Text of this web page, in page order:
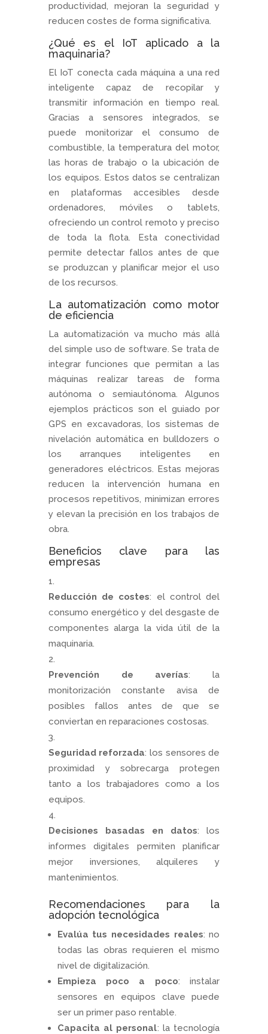
productividad, mejoran la seguridad y
reducen costes de forma significativa.
¿Qué es el IoT aplicado a la
maquinaria?
El IoT conecta cada máquina a una red
inteligente capaz de recopilar y
transmitir información en tiempo real.
Gracias a sensores integrados, se
puede monitorizar el consumo de
combustible, la temperatura del motor,
las horas de trabajo o la ubicación de
los equipos. Estos datos se centralizan
en plataformas accesibles desde
ordenadores, móviles o tablets,
ofreciendo un control remoto y preciso
de toda la flota. Esta conectividad
permite detectar fallos antes de que
se produzcan y planificar mejor el uso
de los recursos.
La automatización como motor
de eficiencia
La automatización va mucho más allá
del simple uso de software. Se trata de
integrar funciones que permitan a las
máquinas realizar tareas de forma
autónoma o semiautónoma. Algunos
ejemplos prácticos son el guiado por
GPS en excavadoras, los sistemas de
nivelación automática en bulldozers o
los arranques inteligentes en
generadores eléctricos. Estas mejoras
reducen la intervención humana en
procesos repetitivos, minimizan errores
y elevan la precisión en los trabajos de
obra.
Beneficios clave para las
empresas
Reducción de costes: el control del
consumo energético y del desgaste de
componentes alarga la vida útil de la
maquinaria.
Prevención de averías: la
monitorización constante avisa de
posibles fallos antes de que se
conviertan en reparaciones costosas.
Seguridad reforzada: los sensores de
proximidad y sobrecarga protegen
tanto a los trabajadores como a los
equipos.
Decisiones basadas en datos: los
informes digitales permiten planificar
mejor inversiones, alquileres y
mantenimientos.
Recomendaciones para la
adopción tecnológica
Evalúa tus necesidades reales: no
todas las obras requieren el mismo
nivel de digitalización.
Empieza poco a poco: instalar
sensores en equipos clave puede
ser un primer paso rentable.
Capacita al personal: la tecnología